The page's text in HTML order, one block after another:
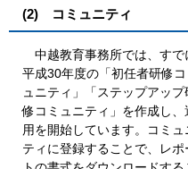
(2) コミュニティ
中越教育事務所では、すで
平成30年度の「初任者研修コ
ュニティ」「ステップアップ
修コミュニティ」を作成し、
用を開始しています。コミュ
ティに登録することで、レポ